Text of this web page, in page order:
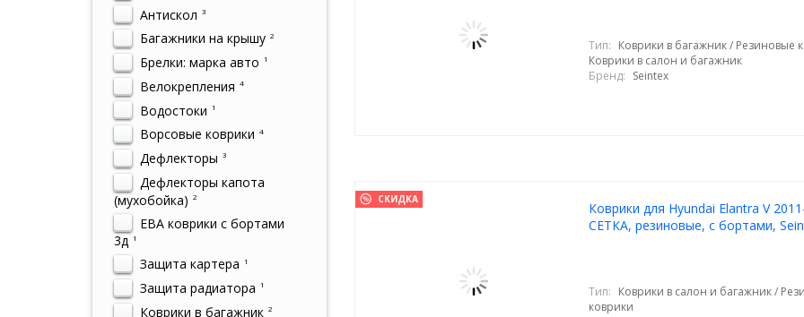
Антискол 3
Багажники на крышу 2
Брелки: марка авто 1
Велокрепления 4
Водостоки 1
Ворсовые коврики 4
Дефлекторы 3
Дефлекторы капота
(мухобойка) 2
ЕВА коврики с бортами
3д 1
Защита картера 1
Защита радиатора 1
Коврики в багажник 2
Тип: Коврики в багажник / Резиновые
Коврики в салон и багажник
Бренд: Seintex
СКИДКА
Коврики для Hyundai Elantra V
СЕТКА, резиновые, с бортами,
Тип: Коврики в салон и багажник /
коврики